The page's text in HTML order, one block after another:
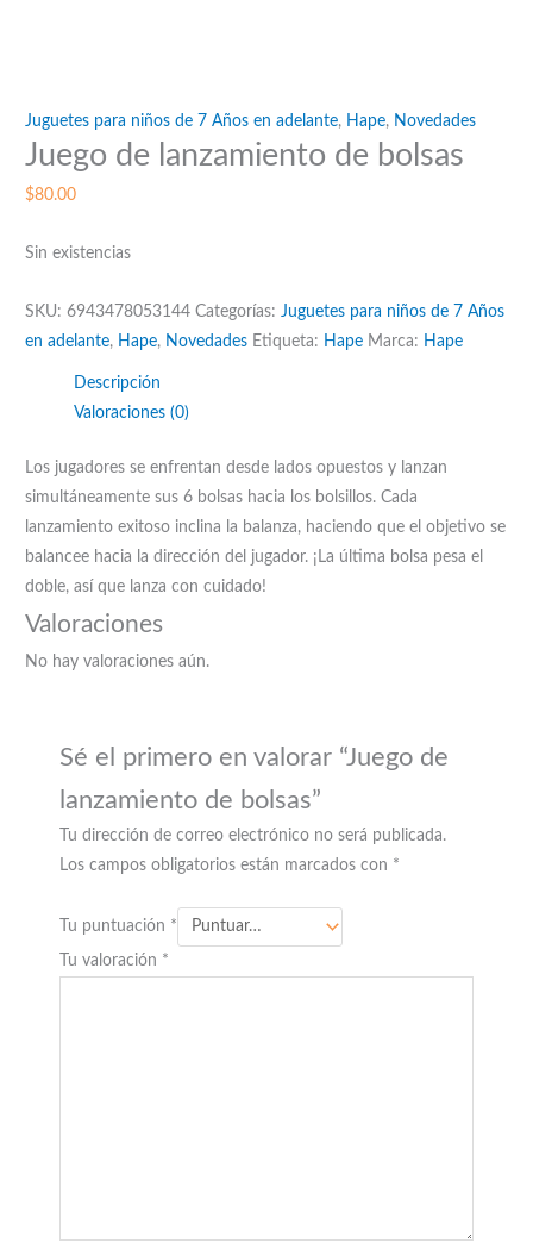
Juguetes para niños de 7 Años en adelante, Hape, Novedades
Juego de lanzamiento de bolsas
$80.00
Sin existencias
SKU:6943478053144 Categorías:Juguetes para niños de 7 Años
en adelante, Hape, Novedades Etiqueta: Hape Marca: Hape
Descripción
Valoraciones (0)
Los jugadores se enfrentan desde lados opuestos y lanzan
simultáneamente sus 6 bolsas hacia los bolsillos. Cada
lanzamiento exitoso inclina la balanza, haciendo que el objetivo se
balancee hacia la dirección del jugador. ¡La última bolsa pesa el
doble, así que lanza con cuidado!
Valoraciones
No hay valoraciones aún.
Sé el primero en valorar “Juego de
lanzamiento de bolsas”
Tu dirección de correo electrónico no será publicada.
Los campos obligatorios están marcados con *
Tu puntuación *
Tu valoración *